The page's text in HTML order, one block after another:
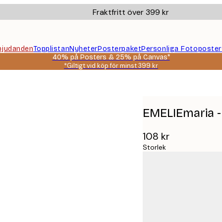
Fraktfritt över 399 kr
TopplistanNyheterPosterpaketPersonliga
40% på Posters & 25% på Canvas*
*Giltigt vid köp för minst 399 kr
108 kr
Storlek